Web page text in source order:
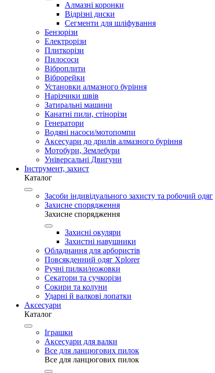
Алмазні коронки
Відрізні диски
Сегменти для шліфування
Бензорізи
Електрорізи
Плиткорізи
Пилососи
Віброплити
Віброрейки
Установки алмазного буріння
Нарізчики швів
Затиральні машини
Канатні пили, стінорізи
Генератори
Водяні насоси/мотопомпи
Аксесуари до дрилів алмазного буріння
Мотобури, Землебури
Універсальні Двигуни
Інструмент, захист
Каталог
Засоби індивідуального захисту та робочий одяг
Захисне спорядження
Захисне спорядження
Захисні окуляри
Захистні навушники
Обладнання для арбористів
Повсякденний одяг Xplorer
Ручні пилки/ножовки
Секатори та сучкорізи
Сокири та колуни
Ударні й валкові лопатки
Аксесуари
Каталог
Іграшки
Аксесуари для валки
Все для ланцюгових пилок
Все для ланцюгових пилок